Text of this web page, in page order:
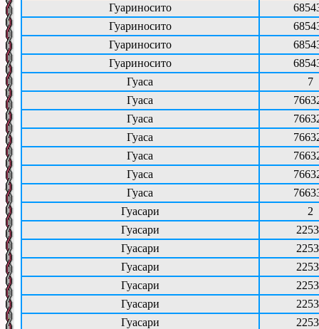
Гуариносито
Гуариносито
Гуариносито
Гуариносито
Гуаса
7
Гуаса
Гуаса
Гуаса
Гуаса
Гуаса
Гуаса
Гуасари
2
Гуасари
Гуасари
Гуасари
Гуасари
Гуасари
Гуасари